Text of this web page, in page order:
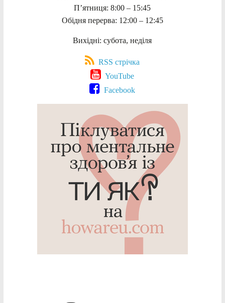
П’ятниця: 8:00 – 15:45
Обідня перерва: 12:00 – 12:45
Вихідні: субота, неділя
RSS стрічка
YouTube
Facebook